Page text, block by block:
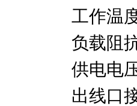
工作温
负载阻
供电电
出线口